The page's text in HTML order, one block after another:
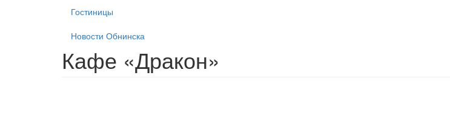
Гостиницы
Новости Обнинска
Кафе «Дракон»